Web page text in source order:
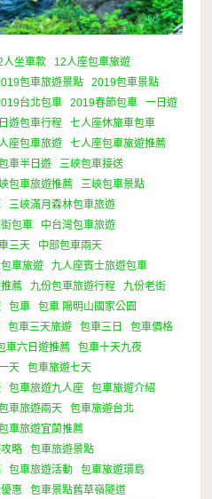
人坐車款
12人座包車旅遊
包車旅遊景點
2019包車景點
台北包車 2019春節包車
一日遊
遊包車行程
七人座休旅車包車
座包車旅遊
七人座包車旅遊推薦
車半日遊
三峽包車接送
包車旅遊推薦
三峽包車景點
三峽滿月森林包車旅遊
包車
中台灣包車旅遊
三天
中部包車兩天
車旅遊
九人座賓士旅遊包車
薦 九份包車旅遊行程
九份老街
包車
包車 陽明山國家公園
包車三天旅遊 包車三日
包車價格
車六日遊推薦
包車十天九夜
天
包車旅遊七天
包車旅遊九人座
包車旅遊介紹
車旅遊兩天
包車旅遊台北
車旅遊宜蘭推薦
略
包車旅遊景點
包車旅遊活動
包車旅遊環島
惠
包車景點舊草嶺隧道